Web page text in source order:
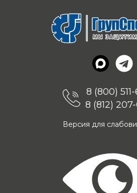
8 (800)
8 (812)
Версия для